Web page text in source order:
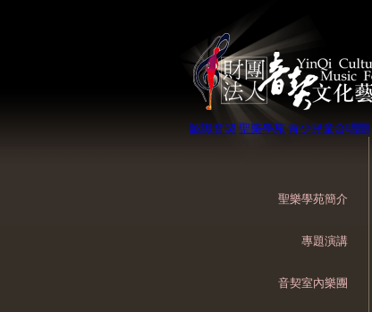
認識音契 聖樂學苑 青少兒童合唱團
聖樂學苑簡介
專題演講
音契室內樂團